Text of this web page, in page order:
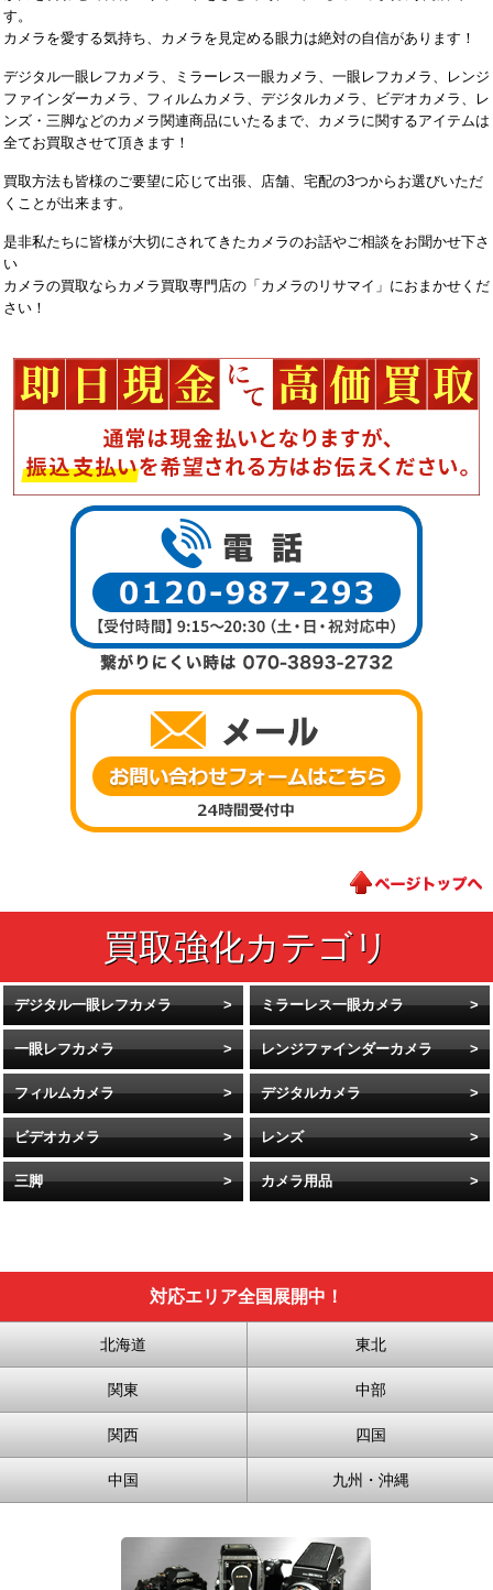
す。
カメラを愛する気持ち、カメラを見定める眼力は絶対の自信があります！
デジタル一眼レフカメラ、ミラーレス一眼カメラ、一眼レフカメラ、レンジ
ファインダーカメラ、フィルムカメラ、デジタルカメラ、ビデオカメラ、レ
ンズ・三脚などのカメラ関連商品にいたるまで、カメラに関するアイテムは
全てお買取させて頂きます！
買取方法も皆様のご要望に応じて出張、店舗、宅配の3つからお選びいただ
くことが出来ます。
是非私たちに皆様が大切にされてきたカメラのお話やご相談をお聞かせ下さ
い
カメラの買取ならカメラ買取専門店の「カメラのリサマイ」におまかせくだ
さい！
デジタル一眼レフカメラ ミラーレス一眼カメラ
一眼レフカメラ レンジファインダーカメラ
フィルムカメラ デジタルカメラ
ビデオカメラ レンズ
三脚 カメラ用品
対応エリア全国展開中！
北海道 東北
関東 中部
関西 四国
中国 九州・沖縄